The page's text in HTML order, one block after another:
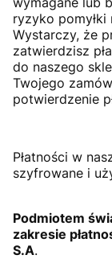
ryzyko
Wystarczy, że
zatwierdzisz
do naszego
Twojego
potwierdzenie
Płatności w
szyfrowane i
Podmiotem
zakresie
S.A.